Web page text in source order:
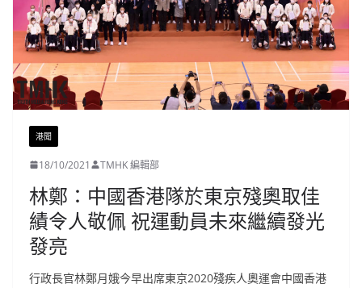
港聞
18/10/2021 TMHK 編輯部
林鄭：中國香港隊於東京殘奧取佳
績令人敬佩 祝運動員未來繼續發光
發亮
行政長官林鄭月娥今早出席東京2020殘疾人奧運會中國香港